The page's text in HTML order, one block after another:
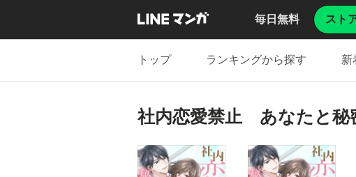
毎日無料 スト
トップ ランキングから探す 新
社内恋愛禁止 あなたと秘